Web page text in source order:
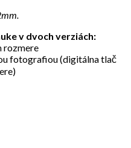
v dvoch verziách:
rozmere
fotografiou (digitálna tlač